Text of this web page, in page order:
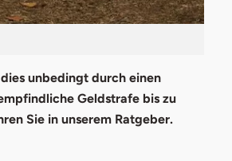
unbedingt durch einen
Geldstrafe bis zu
Sie in unserem Ratgeber.